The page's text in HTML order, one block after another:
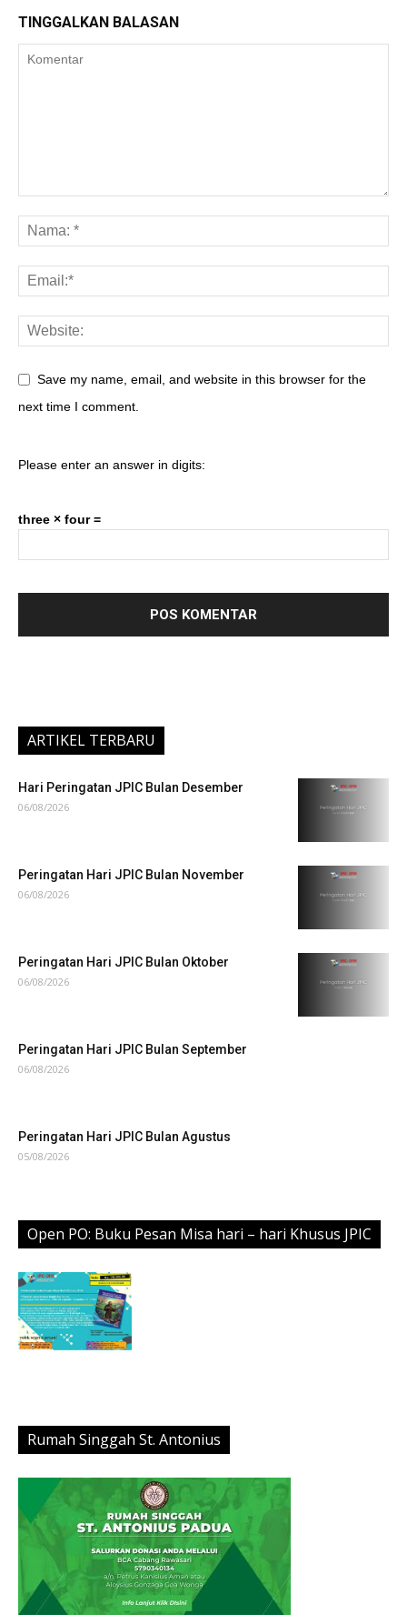
TINGGALKAN BALASAN
Save my name, email, and website in this browser for the
next time I comment.
Please enter an answer in digits:
three × four =
ARTIKEL TERBARU
Hari Peringatan JPIC Bulan Desember
06/08/2026
Peringatan Hari JPIC Bulan November
06/08/2026
Peringatan Hari JPIC Bulan Oktober
06/08/2026
Peringatan Hari JPIC Bulan September
06/08/2026
Peringatan Hari JPIC Bulan Agustus
05/08/2026
Open PO: Buku Pesan Misa hari – hari Khusus JPIC
Rumah Singgah St. Antonius